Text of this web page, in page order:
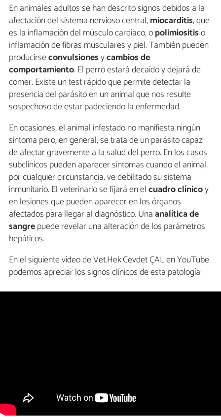
En animales adultos se han descrito signos debidos a la
afectación del sistema nervioso central,miocarditis, que
es la inflamación del músculo cardíaco, opolimiositiso
inflamación de fibras musculares y piel. También pueden
producirseconvulsionesycambios de
comportamiento. El perro estará decaído y dejará de
comer. Existe un test rápido que permite detectar la
presencia del parásito en un animal que nos resulte
sospechoso de estar padeciendo la enfermedad.
En ocasiones, el animal infestado no manifiesta ningún
síntoma pero, en general, se trata de un parásito capaz
de afectar gravemente a la salud del perro. En los casos
subclínicos pueden aparecer síntomas cuando el animal,
por cualquier circunstancia, ve debilitado su sistema
inmunitario. El veterinario se fijará en elcuadro clínicoy
en lesiones que pueden aparecer en los órganos
afectados para llegar al diagnóstico. Unaanalítica de
sangrepuede revelar una alteración de los parámetros
hepáticos.
En el siguiente vídeo de Vet.Hek.Cevdet ÇAL en YouTube
podemos apreciar los signos clínicos de esta patología: